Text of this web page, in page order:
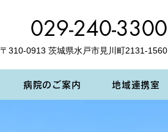
029-240-3300
〒310-0913 茨城県水戸市見川町2131-1560
病院のご案内 地域連携室